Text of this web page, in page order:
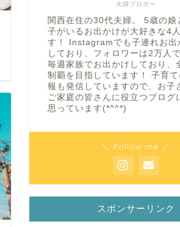
夫婦ブロガー
関西在住の30代夫婦。 5歳の娘
子がいるお出かけが大好きな4
す！ Instagramでも子連れお出
しており、フォロワーは2万人
毎週家族でお出かけしており、
制覇を目指しています！ 子育
報も発信していますので、お子
ご家庭の皆さんに役立つブログ
思っています(*^^*)
＼ Follow me ／
スポンサーリンク